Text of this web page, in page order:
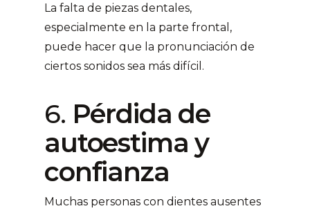
La falta de piezas dentales,
especialmente en la parte frontal,
puede hacer que la pronunciación de
ciertos sonidos sea más difícil.
6. Pérdida de
autoestima y
confianza
Muchas personas con dientes ausentes